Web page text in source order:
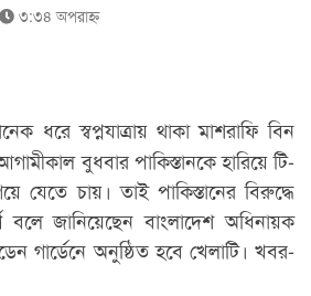
৩:৩৪ অপরাহ্ণ
ধরে স্বপ্নযাত্রায় থাকা মাশরাফি বিন
বুধবার পাকিস্তানকে হারিয়ে টি-
যেতে চায়। তাই পাকিস্তানের বিরুদ্ধে
জানিয়েছেন বাংলাদেশ অধিনায়ক
গার্ডেনে অনুষ্ঠিত হবে খেলাটি। খবর-